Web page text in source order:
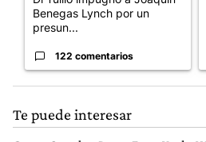
Benegas Lynch por un
presun...
122 comentarios